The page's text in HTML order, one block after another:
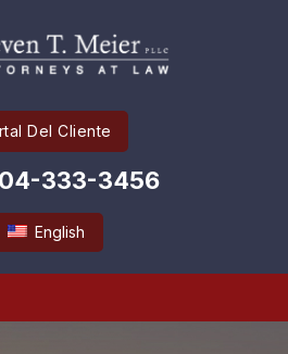
Del Cliente
333-3456
English